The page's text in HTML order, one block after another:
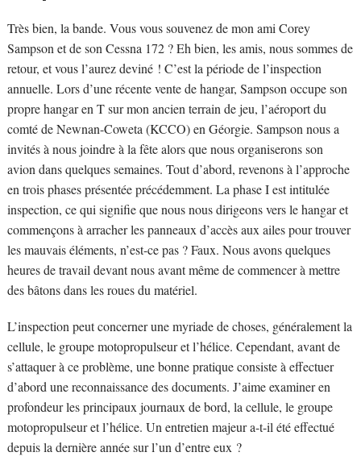
Très bien, la bande. Vous vous souvenez de mon ami Corey
Sampson et de son Cessna 172 ? Eh bien, les amis, nous sommes de
retour, et vous l’aurez deviné ! C’est la période de l’inspection
annuelle. Lors d’une récente vente de hangar, Sampson occupe son
propre hangar en T sur mon ancien terrain de jeu, l’aéroport du
comté de Newnan-Coweta (KCCO) en Géorgie. Sampson nous a
invités à nous joindre à la fête alors que nous organiserons son
avion dans quelques semaines. Tout d’abord, revenons à l’approche
en trois phases présentée précédemment. La phase I est intitulée
inspection, ce qui signifie que nous nous dirigeons vers le hangar et
commençons à arracher les panneaux d’accès aux ailes pour trouver
les mauvais éléments, n’est-ce pas ? Faux. Nous avons quelques
heures de travail devant nous avant même de commencer à mettre
des bâtons dans les roues du matériel.
L’inspection peut concerner une myriade de choses, généralement la
cellule, le groupe motopropulseur et l’hélice. Cependant, avant de
s’attaquer à ce problème, une bonne pratique consiste à effectuer
d’abord une reconnaissance des documents. J’aime examiner en
profondeur les principaux journaux de bord, la cellule, le groupe
motopropulseur et l’hélice. Un entretien majeur a-t-il été effectué
depuis la dernière année sur l’un d’entre eux ?